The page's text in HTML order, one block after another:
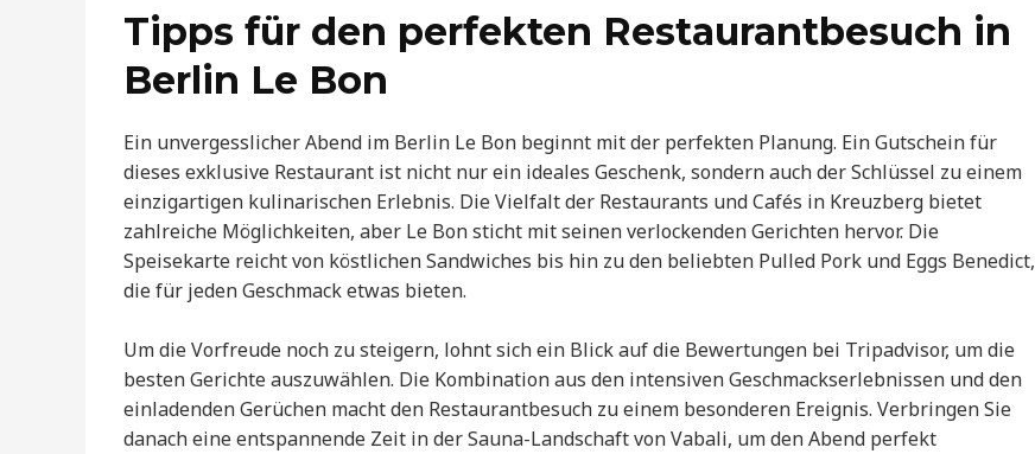
Tipps für den perfekten Restaurantbesuch in
Berlin Le Bon
Ein unvergesslicher Abend im Berlin Le Bon beginnt mit der perfekten Planung. Ein Gutschein für
dieses exklusive Restaurant ist nicht nur ein ideales Geschenk, sondern auch der Schlüssel zu einem
einzigartigen kulinarischen Erlebnis. Die Vielfalt der Restaurants und Cafés in Kreuzberg bietet
zahlreiche Möglichkeiten, aber Le Bon sticht mit seinen verlockenden Gerichten hervor. Die
Speisekarte reicht von köstlichen Sandwiches bis hin zu den beliebten Pulled Pork und Eggs Benedict,
die für jeden Geschmack etwas bieten.
Um die Vorfreude noch zu steigern, lohnt sich ein Blick auf die Bewertungen bei Tripadvisor, um die
besten Gerichte auszuwählen. Die Kombination aus den intensiven Geschmackserlebnissen und den
einladenden Gerüchen macht den Restaurantbesuch zu einem besonderen Ereignis. Verbringen Sie
danach eine entspannende Zeit in der Sauna-Landschaft von Vabali, um den Abend perfekt